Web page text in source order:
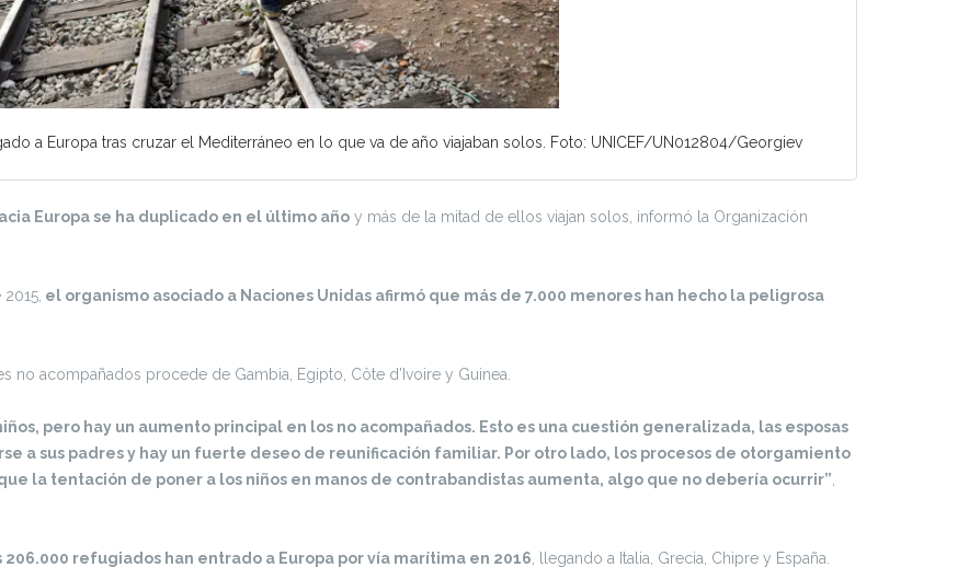
a Europa tras cruzar el Mediterráneo en lo que va de año viajaban solos. Foto: UNICEF/UN012804/Georgiev
Europa se ha duplicado en el último año y más de la mitad de ellos viajan solos, informó la Organización
el organismo asociado a Naciones Unidas afirmó que más de 7.000 menores han hecho la peligrosa
no acompañados procede de Gambia, Egipto, Côte d’Ivoire y Guinea.
pero hay un aumento principal en los no acompañados. Esto es una cuestión generalizada, las esposas
a sus padres y hay un fuerte deseo de reunificación familiar. Por otro lado, los procesos de otorgamiento
la tentación de poner a los niños en manos de contrabandistas aumenta, algo que no debería ocurrir”
206.000 refugiados han entrado a Europa por vía marítima en 2016 , llegando a Italia, Grecia, Chipre y España.